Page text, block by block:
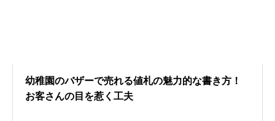
幼稚園のバザーで売れる値札の魅力的な書き方！
お客さんの目を惹く工夫